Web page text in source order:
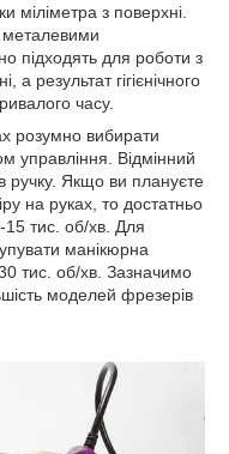
міліметра з поверхні.
підходять для роботи з
результат гігієнічного
часу.
розумно вибирати
управління. Відмінний
ручку. Якщо ви плануєте
на руках, то достатньо
15 тис. об/хв. Для
манікюрна
тис. об/хв. Зазначимо
моделей фрезерів